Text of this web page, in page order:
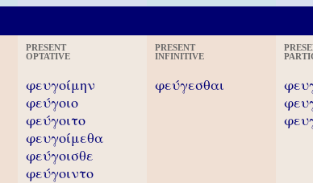
PRESENT
OPTATIVE
φευγοίμην
φεύγοιο
φεύγοιτο
φευγοίμεθα
φεύγοισθε
φεύγοιντο
PRESENT
INFINITIVE
φεύγεσθαι